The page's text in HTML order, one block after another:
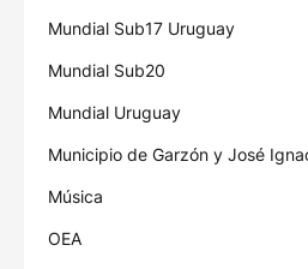
Mundial Sub17 Uruguay
Mundial Sub20
Mundial Uruguay
Municipio de Garzón y José
Música
OEA